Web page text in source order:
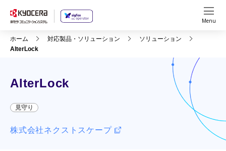
Menu
ホーム 対応製品・ソリューション
ソリューション
AlterLock
AlterLock
見守り
株式会社ネクストスケープ